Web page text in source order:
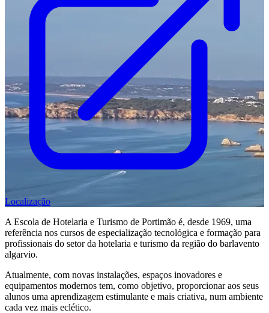
Localização
A Escola de Hotelaria e Turismo de Portimão é, desde 1969, uma
referência nos cursos de especialização tecnológica e formação para
profissionais do setor da hotelaria e turismo da região do barlavento
algarvio.
Atualmente, com novas instalações, espaços inovadores e
equipamentos modernos tem, como objetivo, proporcionar aos seus
alunos uma aprendizagem estimulante e mais criativa, num ambiente
cada vez mais eclético.